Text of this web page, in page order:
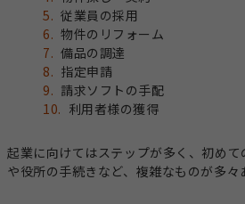
従業員の採用
物件のリフォーム
備品の調達
指定申請
請求ソフトの手配
利用者様の獲得
起業に向けてはステップが多く、初め
や役所の手続きなど、複雑なものが多々